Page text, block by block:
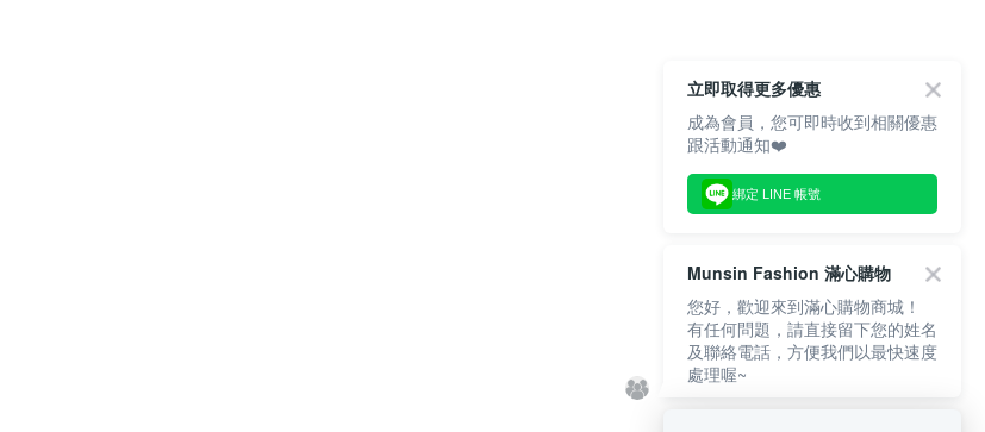
立即取得更多優惠
成為會員，您可即時收到相關優惠
跟活動通知❤️
綁定 LINE 帳號
Munsin Fashion 滿心購物
您好，歡迎來到滿心購物商城！
有任何問題，請直接留下您的姓名
及聯絡電話，方便我們以最快速度
處理喔~